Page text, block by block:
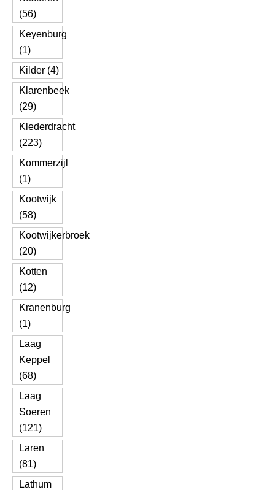
(56)
Keyenburg
(1)
Kilder (4)
Klarenbeek
(29)
Klederdracht
(223)
Kommerzijl
(1)
Kootwijk
(58)
Kootwijkerbroek
(20)
Kotten
(12)
Kranenburg
(1)
Laag
Keppel
(68)
Laag
Soeren
(121)
Laren
(81)
Lathum